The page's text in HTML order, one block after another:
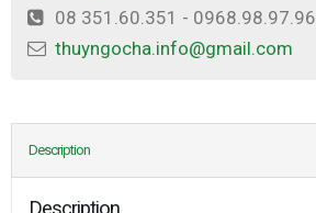
08 351.60.351 - 0968.98.97.96
thuyngocha.info@gmail.com
Description